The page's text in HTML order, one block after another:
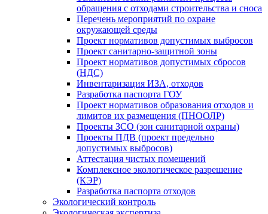
обращения c отходами строительства и сноса
Перечень мероприятий по охране
окружающей среды
Проект нормативов допустимых выбросов
Проект санитарно-защитной зоны
Проект нормативов допустимых сбросов
(НДС)
Инвентаризация ИЗА, отходов
Разработка паспорта ГОУ
Проект нормативов образования отходов и
лимитов их размещения (ПНООЛР)
Проекты ЗСО (зон санитарной охраны)
Проекты ПДВ (проект предельно
допустимых выбросов)
Аттестация чистых помещений
Комплексное экологическое разрешение
(КЭР)
Разработка паспорта отходов
Экологический контроль